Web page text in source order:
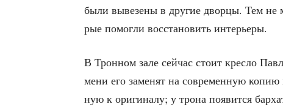
были выве­зе­ны в дру­гие двор­цы. Тем не
рые помог­ли вос­ста­но­вить интерьеры.
В Трон­ном зале сей­час сто­ит крес­ло
ме­ни его заме­нят на совре­мен­ную
ную к ори­ги­на­лу; у тро­на появит­ся